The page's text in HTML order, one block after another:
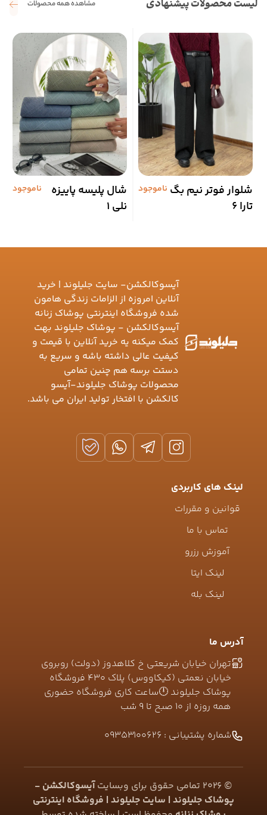
لیست محصولات پیشنهادی مشاهده همه محصولات
شلوار فوتر نیم بگ
تارا 6
ناموجود
شال پلیسه پاییزه
نلی 1
ناموجود
آیسوکالکشن- سایت جلیلوند | خرید
آنلاین امروزه از الزامات زندگی هامون
شده فروشگاه اینترنتی پوشاک زنانه
آیسوکالکشن - پوشاک جلیلوند بهت
کمک میکنه یه خرید آنلاین با قیمت و
کیفیت عالی داشته باشه و سریع به
دستت برسه هم چنین تمامی
محصولات پوشاک جلیلوند-آیسو
کالکشن با افتخار تولید ایران می باشد.
لینک های کاربردی
قوانین و مقررات
تماس با ما
آموزش رزرو
لینک ایتا
لینک بله
آدرس ما
تهران خیابان شریعتی خ کلاهدوز (دولت) روبروی
خیابان نعمتی (کیکاووس) پلاک ۴۳۰ فروشگاه
پوشاک جلیلوند 🕛ساعت کاری فروشگاه حضوری
همه روزه از ۱۰ صبح تا ۹ شب
شماره پشتیبانی : 09353100626
©
2026 تمامی حقوق برای وبسایتآیسوکالکشن -
پوشاک جلیلوند | سایت جلیلوند | فروشگاه اینترنتی